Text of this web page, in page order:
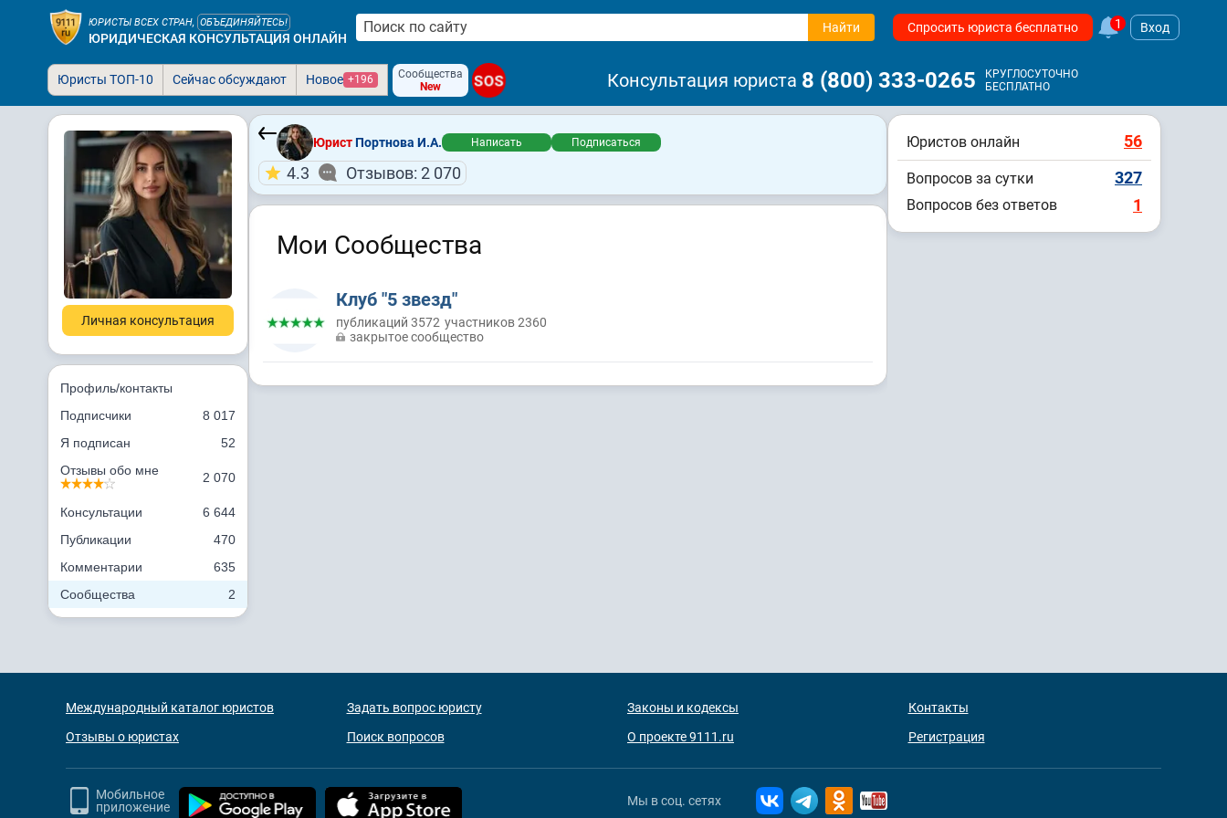
ЮРИСТЫ ВСЕХ СТРАН, ОБЪЕДИНЯЙТЕСЬ!
ЮРИДИЧЕСКАЯ КОНСУЛЬТАЦИЯ ОНЛАЙН
Найти Спросить юриста бесплатно 1 Вход
Юристы ТОП-10 Сейчас обсуждают Новое +196
Сообщества
New
SOS Консультация юриста 8 (800) 333-0265
КРУГЛОСУТОЧНО
БЕСПЛАТНО
Личная консультация
Профиль/контакты
Подписчики
8 017
Я подписан
52
Отзывы обо мне
2 070
Консультации
6 644
Публикации
470
Комментарии
635
Сообщества
2
Юрист Портнова И.А. Написать Подписаться
4.3 Отзывов: 2 070
Мои Сообщества
Клуб "5 звезд"
публикаций 3572 участников 2360
закрытое сообщество
Юристов онлайн 56
Вопросов за сутки 327
Вопросов без ответов 1
Международный каталог юристов
Отзывы о юристах
Задать вопрос юристу
Поиск вопросов
Законы и кодексы
О проекте 9111.ru
Контакты
Регистрация
Мобильное
приложение
Мы в соц. сетях